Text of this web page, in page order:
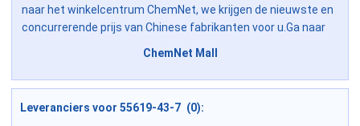
naar het winkelcentrum ChemNet, we krijgen de nieuwste en
concurrerende prijs van Chinese fabrikanten voor u.Ga naar
ChemNet Mall
Leveranciers voor 55619-43-7 (0):